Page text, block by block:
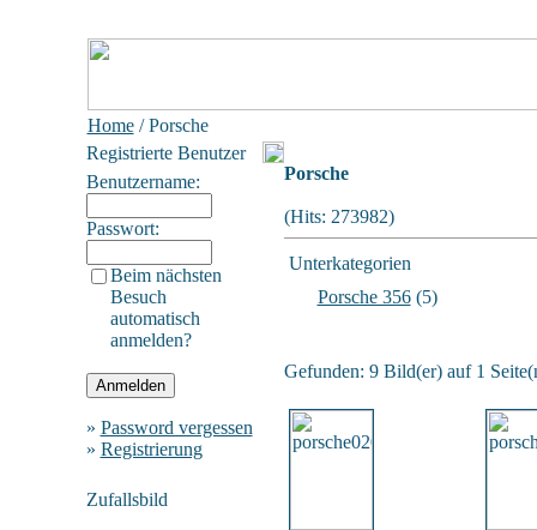
Home/ Porsche
Registrierte Benutzer
Benutzername:
Passwort:
Beim nächsten
Besuch
automatisch
anmelden?
» Password vergessen
» Registrierung
Zufallsbild
Porsche
(Hits: 273982)
Unterkategorien
Porsche 356(5)
Gefunden: 9 Bild(er) auf 1